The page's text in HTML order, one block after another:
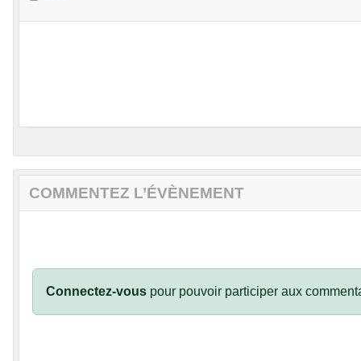
COMMENTEZ L’ÉVÈNEMENT
Connectez-vous pour pouvoir participer aux